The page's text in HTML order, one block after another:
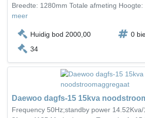
Breedte: 1280mm Totale afmeting Hoogte:
meer
Huidig bod 2000,00
0
34
Daewoo dagfs-15 15kva
Frequency 50Hz;standby power